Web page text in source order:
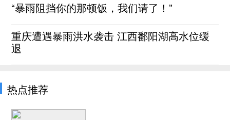
“暴雨阻挡你的那顿饭，我们请了！”
重庆遭遇暴雨洪水袭击 江西鄱阳湖高水位缓
退
热点推荐